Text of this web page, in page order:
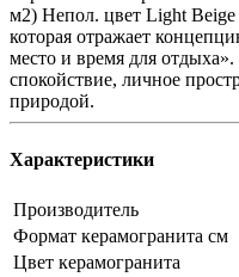
м2) Непол. цвет Light
которая отражает
место и время для
cпокойствие, личное
природой.
Характеристики
Производитель
Формат керамогранита см
Цвет керамогранита